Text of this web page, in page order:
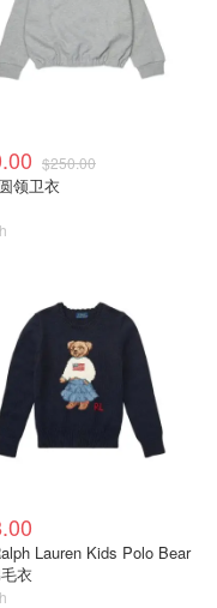
$250.00
领卫衣
Lauren Kids Polo Bear
衣